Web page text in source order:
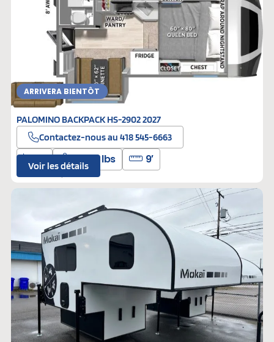
ARRIVERA BIENTÔT
PALOMINO BACKPACK HS-2902 2027
Contactez-nous au 418 545-6663
4 3222 lbs 9′
F-111222 Neufs
Voir les détails